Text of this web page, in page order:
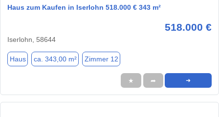
Haus zum Kaufen in Iserlohn 518.000 € 343 m²
518.000 €
Iserlohn, 58644
Haus ca. 343,00 m² Zimmer 12
★ ➦ ➜